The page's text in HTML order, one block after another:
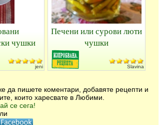
чушки
jeni
Печени или сурови люти
чушки
Slavina
да пишете коментари, добавяте рецепти и
които харесвате в Любими.
се сега!